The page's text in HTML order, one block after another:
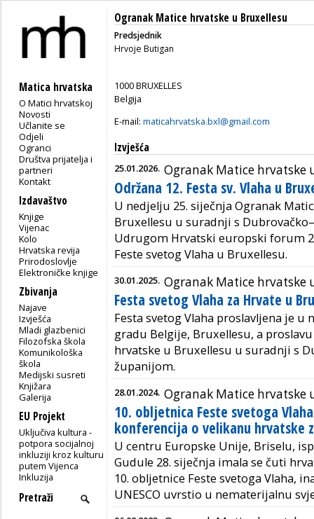
Matica hrvatska
O Matici hrvatskoj
Novosti
Učlanite se
Odjeli
Ogranci
Društva prijatelja i
partneri
Kontakt
Izdavaštvo
Knjige
Vijenac
Kolo
Hrvatska revija
Prirodoslovlje
Elektroničke knjige
Zbivanja
Najave
Izvješća
Mladi glazbenici
Filozofska škola
Komunikološka
škola
Medijski susreti
Knjižara
Galerija
EU Projekt
Uključiva kultura -
potpora socijalnoj
inkluziji kroz kulturu
putem Vijenca
Inkluzija
Ogranak Matice hrvatske u Bruxellesu
Predsjednik
Hrvoje Butigan
1000 BRUXELLES
Belgija
E-mail: maticahrvatska.bxl@gmail.com
Izvješća
25.01.2026. Ogranak Matice hrvatske
Održana 12. Festa sv. Vlaha u
U nedjelju 25. siječnja Ogranak
Bruxellesu u suradnji s
Udrugom Hrvatski europski forum
Feste svetog Vlaha u Bruxellesu.
30.01.2025. Ogranak Matice hrvatske
Festa svetog Vlaha za Hrvate u
Festa svetog Vlaha proslavljena je u
gradu Belgije, Bruxellesu, a
hrvatske u Bruxellesu u suradnji s
županijom.
28.01.2024. Ogranak Matice hrvatske
10. obljetnica Feste svetoga
konferencija o velikanu hrvatske
U centru Europske Unije, Briselu,
Gudule 28. siječnja imala se čuti
10. obljetnice Feste svetoga Vlaha,
UNESCO uvrstio u nematerijalnu